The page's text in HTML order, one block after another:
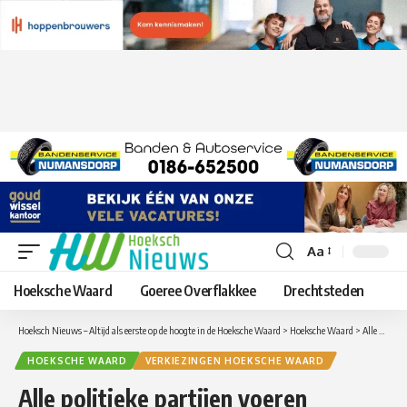
Lettergrootte
aanpassen
Aa
Hoeksche Waard Goeree Overflakkee Drechtsteden
Hoeksch Nieuws – Altijd als eerste op de hoogte in de Hoeksche Waard > Hoeksche Waard > Alle politieke partijen voeren verkiezingscampagne via Hoeksch Nieuws
HOEKSCHE WAARD VERKIEZINGEN HOEKSCHE WAARD
Alle politieke partijen voeren